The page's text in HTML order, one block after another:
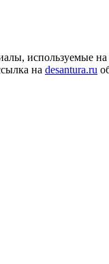
используемые
на desantura.ru